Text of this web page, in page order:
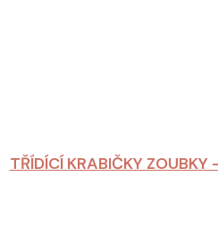
TŘÍDÍCÍ KRABIČKY ZOUBKY